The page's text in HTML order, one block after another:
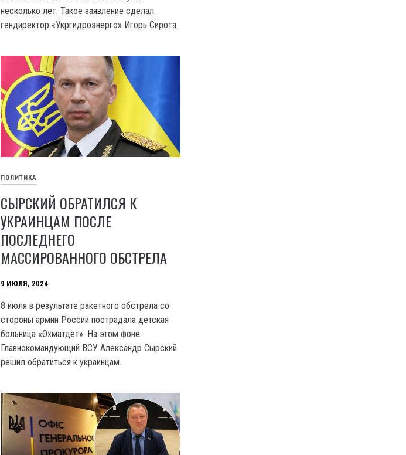
несколько лет. Такое заявление сделал
гендиректор «Укргидроэнерго» Игорь Сирота.
ПОЛИТИКА
СЫРСКИЙ ОБРАТИЛСЯ К
УКРАИНЦАМ ПОСЛЕ
ПОСЛЕДНЕГО
МАССИРОВАННОГО ОБСТРЕЛА
9 ИЮЛЯ, 2024
8 июля в результате ракетного обстрела со
стороны армии России пострадала детская
больница «Охматдет». На этом фоне
Главнокомандующий ВСУ Александр Сырский
решил обратиться к украинцам.